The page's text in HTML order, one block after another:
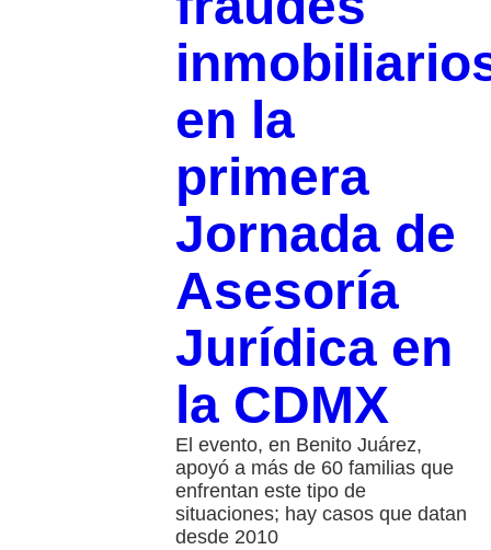
en la
primera
Jornada de
Asesoría
Jurídica en
la CDMX
El evento, en Benito Juárez,
apoyó a más de 60 familias que
enfrentan este tipo de
situaciones; hay casos que datan
desde 2010